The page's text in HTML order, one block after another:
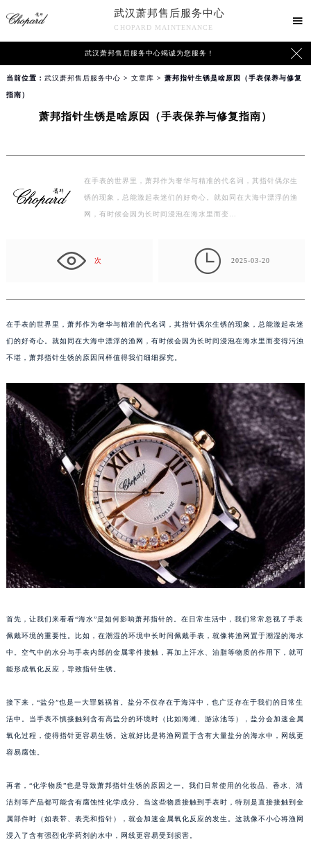
武汉萧邦售后服务中心
CHOPARD MAINTENANCE

武汉萧邦售后服务中心竭诚为您服务！ 
当前位置： 武汉萧邦售后服务中心 > 文章库 > 萧邦指针生锈是啥原因（手表保养与修复
指南）
萧邦指针生锈是啥原因（手表保养与修复指南）
在手表的世界里，萧邦作为奢华与精准的代名词，其指针偶尔生
锈的现象，总能激起表迷们的好奇心。就如同在大海中漂浮的渔
网，有时候会因为长时间浸泡在海水里而变…
次  2025-03-20
在手表的世界里，萧邦作为奢华与精准的代名词，其指针偶尔生锈的现象，总能激起表迷
们的好奇心。就如同在大海中漂浮的渔网，有时候会因为长时间浸泡在海水里而变得污浊
不堪，萧邦指针生锈的原因同样值得我们细细探究。
首先，让我们来看看“海水”是如何影响萧邦指针的。在日常生活中，我们常常忽视了手表
佩戴环境的重要性。比如，在潮湿的环境中长时间佩戴手表，就像将渔网置于潮湿的海水
中。空气中的水分与手表内部的金属零件接触，再加上汗水、油脂等物质的作用下，就可
能形成氧化反应，导致指针生锈。
接下来，“盐分”也是一大罪魁祸首。盐分不仅存在于海洋中，也广泛存在于我们的日常生
活中。当手表不慎接触到含有高盐分的环境时（比如海滩、游泳池等），盐分会加速金属
氧化过程，使得指针更容易生锈。这就好比是将渔网置于含有大量盐分的海水中，网线更
容易腐蚀。
再者，“化学物质”也是导致萧邦指针生锈的原因之一。我们日常使用的化妆品、香水、清
洁剂等产品都可能含有腐蚀性化学成分。当这些物质接触到手表时，特别是直接接触到金
属部件时（如表带、表壳和指针），就会加速金属氧化反应的发生。这就像不小心将渔网
浸入了含有强烈化学药剂的水中，网线更容易受到损害。